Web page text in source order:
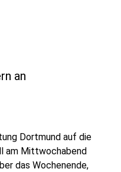
an
Dortmund auf die
am Mittwochabend
das Wochenende,